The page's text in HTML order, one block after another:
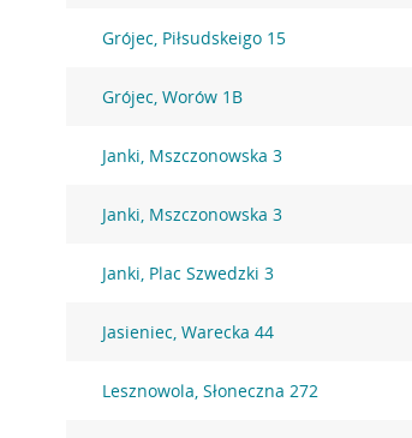
Grójec, Piłsudskeigo 15
Grójec, Worów 1B
Janki, Mszczonowska 3
Janki, Mszczonowska 3
Janki, Plac Szwedzki 3
Jasieniec, Warecka 44
Lesznowola, Słoneczna 272